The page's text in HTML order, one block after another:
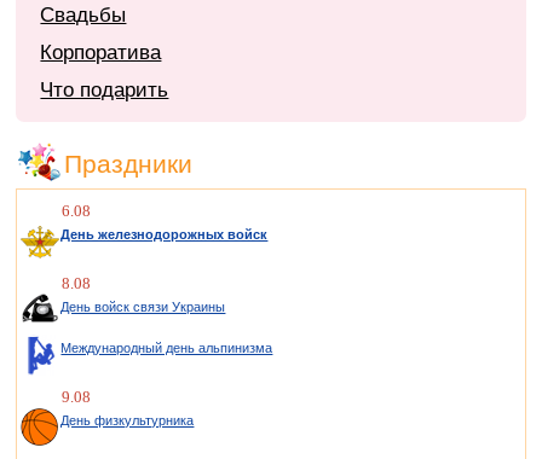
Свадьбы
Корпоратива
Что подарить
Праздники
6.08
День железнодорожных войск
8.08
День войск связи Украины
Международный день альпинизма
9.08
День физкультурника